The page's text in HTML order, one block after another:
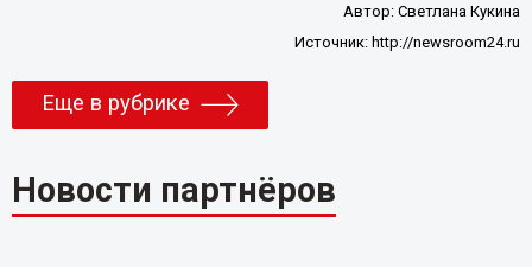
Автор:Светлана Кукина
Источник: http://newsroom24.ru
Еще в рубрике
Новости партнёров